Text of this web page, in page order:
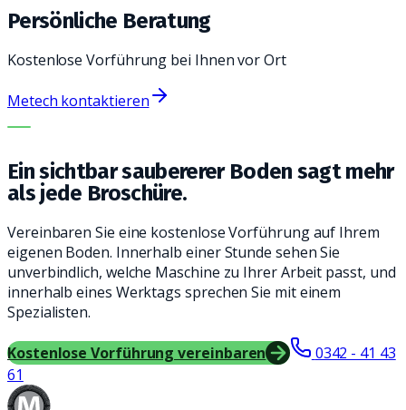
Persönliche Beratung
Kostenlose Vorführung bei Ihnen vor Ort
Metech kontaktieren
DIE RICHTIGE MASCHINE. DER BESTE SERVICE.
Ein sichtbar saubererer Boden sagt mehr
als jede Broschüre.
Vereinbaren Sie eine kostenlose Vorführung auf Ihrem
eigenen Boden. Innerhalb einer Stunde sehen Sie
unverbindlich, welche Maschine zu Ihrer Arbeit passt, und
innerhalb eines Werktags sprechen Sie mit einem
Spezialisten.
Kostenlose Vorführung vereinbaren
0342 - 41 43
61